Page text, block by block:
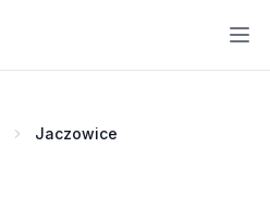
Jaczowice